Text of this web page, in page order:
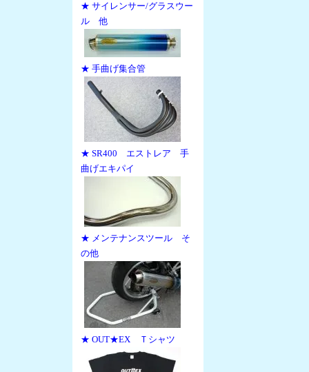
★ サイレンサー/グラスウー
ル 他
★ 手曲げ集合管
★ SR400 エストレア 手
曲げエキパイ
★ メンテナンスツール そ
の他
★ OUT★EX Ｔシャツ